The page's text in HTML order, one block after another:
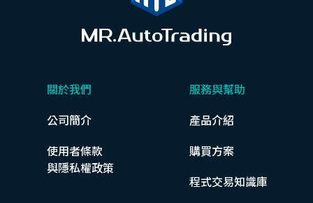
關於我們
公司簡介
使用者條款
與隱私權政策
服務與幫助
產品介紹
購買方案
程式交易知識庫